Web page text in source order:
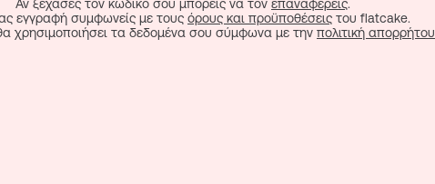
Αν ξέχασες τον κωδικό σου μπορείς να τον επαναφέρεις.
εγγραφή συμφωνείς με τους όρους και προϋποθέσεις του flatcake.
χρησιμοποιήσει τα δεδομένα σου σύμφωνα με την πολιτική απορρήτου